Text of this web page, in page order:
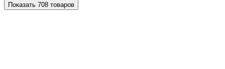
Показать 708 товаров